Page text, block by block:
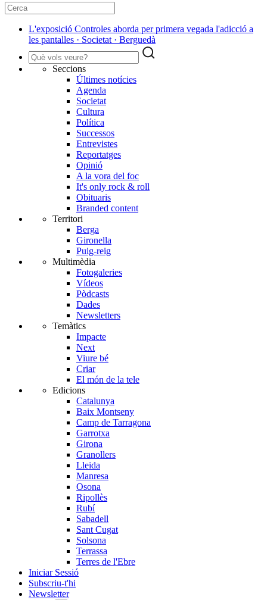
L'exposició Controles aborda per primera vegada l'adicció a
les pantalles · Societat · Berguedà
Seccions
Últimes notícies
Agenda
Societat
Cultura
Política
Successos
Entrevistes
Reportatges
Opinió
A la vora del foc
It's only rock & roll
Obituaris
Branded content
Territori
Berga
Gironella
Puig-reig
Multimèdia
Fotogaleries
Vídeos
Pòdcasts
Dades
Newsletters
Temàtics
Impacte
Next
Viure bé
Criar
El món de la tele
Edicions
Catalunya
Baix Montseny
Camp de Tarragona
Garrotxa
Girona
Granollers
Lleida
Manresa
Osona
Ripollès
Rubí
Sabadell
Sant Cugat
Solsona
Terrassa
Terres de l'Ebre
Iniciar Sessió
Subscriu-t'hi
Newsletter